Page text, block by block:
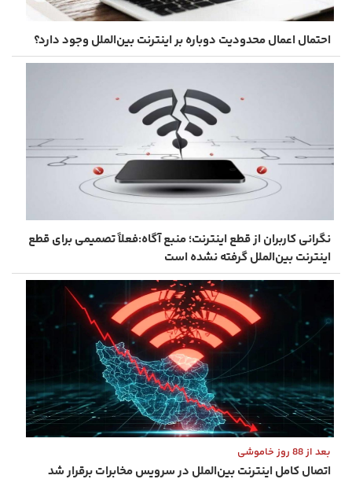
احتمال اعمال محدودیت دوباره بر اینترنت بین‌الملل وجود دارد؟
نگرانی کاربران از قطع اینترنت؛ منبع آگاه:فعلاً تصمیمی برای قطع
اینترنت بین‌الملل گرفته نشده است
بعد از 88 روز خاموشی
اتصال کامل اینترنت بین‌الملل در سرویس مخابرات برقرار شد